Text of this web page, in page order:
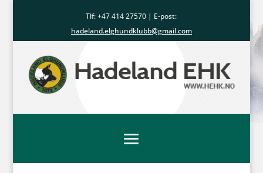
Tlf: +47414 27570 | E-post:
hadeland.elghundklubb@gmail.com